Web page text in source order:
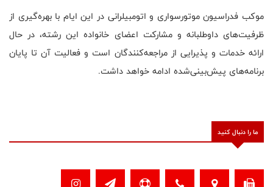
موکب فدراسیون موتورسواری و اتومبیلرانی در این ایام با بهره‌گیری از
ظرفیت‌های داوطلبانه و مشارکت اعضای خانواده این رشته، در حال
ارائه خدمات و پذیرایی از مراجعه‌کنندگان است و فعالیت آن تا پایان
برنامه‌های پیش‌بینی‌شده ادامه خواهد داشت.
ما را دنبال کنید